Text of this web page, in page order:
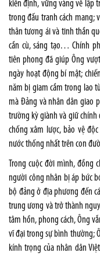
kiên định, vững vàng về lập
trong đấu tranh cách mang;
thân tương ái và tinh thần
cần cù, sáng tạo… Chính
tiên phong đã giúp Ông
ngày hoạt động bí mật;
năm bị giam cầm trong lao
mà Đảng và nhân dân giao
trường kỳ giành và giữ chính
chống xâm lược, bảo vệ
nước thống nhất trên con
Trong cuộc đời mình, đồng
người công nhân bị áp bức
bộ đảng ở địa phương đến
trung ương và trở thành
tâm hồn, phong cách, Ông
vĩ đại trong sự bình thường;
kính trọng của nhân dân